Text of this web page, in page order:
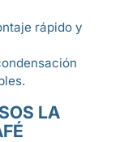
rápido y
LA